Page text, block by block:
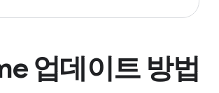
업데이트 방법